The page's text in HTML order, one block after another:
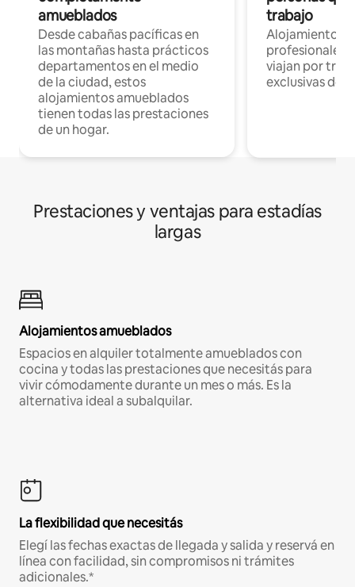
amueblados
Desde cabañas pacíficas en
las montañas hasta prácticos
departamentos en el medio
de la ciudad, estos
alojamientos amueblados
tienen todas las prestaciones
de un hogar.
trabajo
Alojamientos
profesionales
viajan por
exclusivas de
Prestaciones y ventajas para estadías
largas
Alojamientos amueblados
Espacios en alquiler totalmente amueblados con
cocina y todas las prestaciones que necesitás para
vivir cómodamente durante un mes o más. Es la
alternativa ideal a subalquilar.
La flexibilidad que necesitás
Elegí las fechas exactas de llegada y salida y reservá en
línea con facilidad, sin compromisos ni trámites
adicionales.*